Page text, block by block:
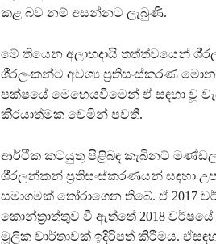
කළ බව නම් අසන්නට ලැබුණි.
මේ තියෙන අලාභදායී තත්ත්වයෙන්
ශී‍්‍රලංකන්ට අවශ්‍ය ප‍්‍රතිසංස්කරණ
පක්ෂයේ මෙහෙයවීමෙන් ඒ සඳහා වූ
කි‍්‍රයාත්මක වෙමින් පවතී.
ආර්ථික කටයුතු පිළිබඳ කැබිනට්
ශී‍්‍රලන්කන් ප‍්‍රතිසංස්කරණයන් සඳහා
සමාගමක් තෝරාගෙන තිබේ. ඒ 2017
කොන්ත‍්‍රාත්තුව වී ඇත්තේ 2018
මූලික වාර්තාවක් ඉදිරිපත් කිරීමය.